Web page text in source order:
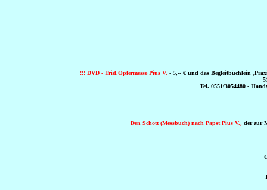
!!! DVD - Trid.Opfermesse Pius V. - 5,-- € und das Begleitbüchlein
Tel. 0551/3054480 -
Den Schott (Messbuch) nach Papst Pius V., der zur